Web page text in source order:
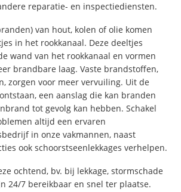
reparatie- en inspectiediensten.
van hout, kolen of olie komen
in het rookkanaal. Deze deeltjes
wand van het rookkanaal en vormen
brandbare laag. Vaste brandstoffen,
zorgen voor meer vervuiling. Uit de
een aanslag die kan branden
tot gevolg kan hebben. Schakel
altijd een ervaren
in onze vakmannen, naast
ook schoorstseenlekkages verhelpen.
ochtend, bv. bij lekkage, stormschade
24/7 bereikbaar en snel ter plaatse.